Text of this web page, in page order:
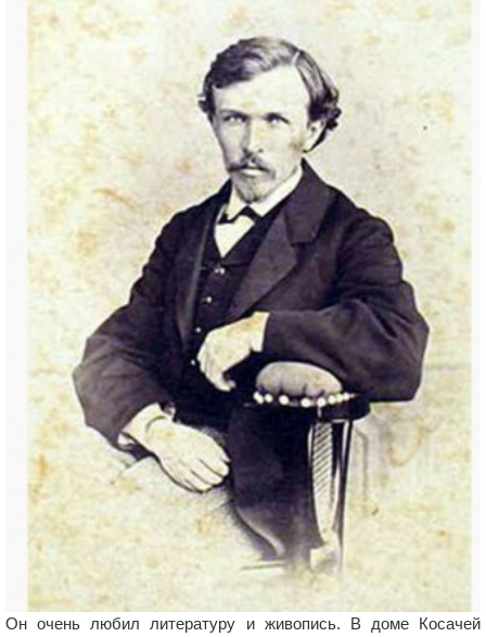
Он очень любил литературу и живопись. В доме Косачей